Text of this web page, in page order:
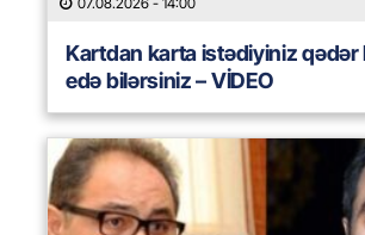
Kartdan karta istədiyiniz
edə bilərsiniz – VİDEO